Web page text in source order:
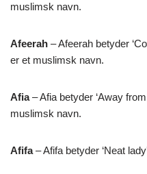
muslimsk navn.
Afeerah – Afeerah betyder
er et muslimsk navn.
Afia– Afia betyder ‘Away
muslimsk navn.
Afifa– Afifa betyder ‘Neat